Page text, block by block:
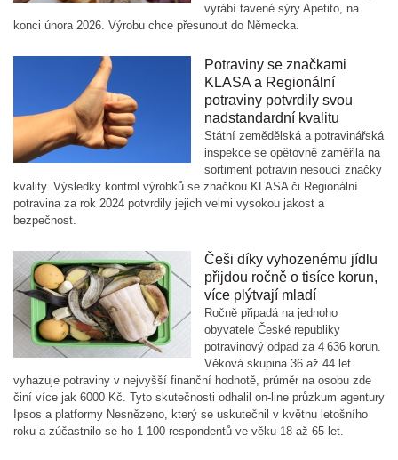
vyrábí tavené sýry Apetito, na
konci února 2026. Výrobu chce přesunout do Německa.
Potraviny se značkami
KLASA a Regionální
potraviny potvrdily svou
nadstandardní kvalitu
Státní zemědělská a potravinářská
inspekce se opětovně zaměřila na
sortiment potravin nesoucí značky
kvality. Výsledky kontrol výrobků se značkou KLASA či Regionální
potravina za rok 2024 potvrdily jejich velmi vysokou jakost a
bezpečnost.
Češi díky vyhozenému jídlu
přijdou ročně o tisíce korun,
více plýtvají mladí
Ročně připadá na jednoho
obyvatele České republiky
potravinový odpad za 4 636 korun.
Věková skupina 36 až 44 let
vyhazuje potraviny v nejvyšší finanční hodnotě, průměr na osobu zde
činí více jak 6000 Kč. Tyto skutečnosti odhalil on-line průzkum agentury
Ipsos a platformy Nesnězeno, který se uskutečnil v květnu letošního
roku a zúčastnilo se ho 1 100 respondentů ve věku 18 až 65 let.